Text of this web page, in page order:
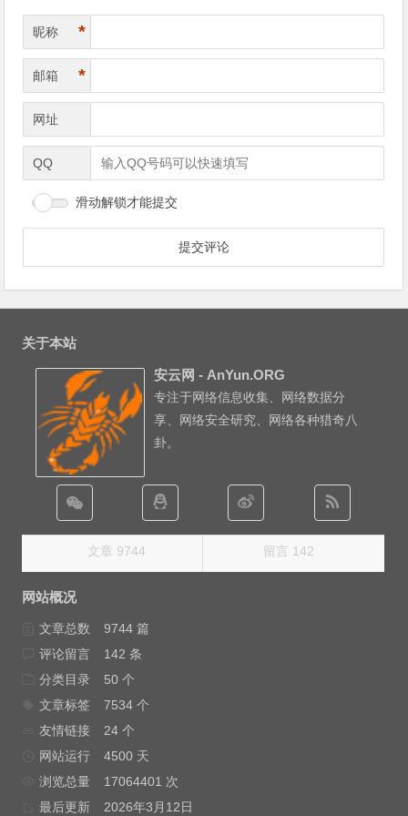
昵称 *
邮箱 *
网址
QQ
滑动解锁才能提交
关于本站
安云网 - AnYun.ORG
专注于网络信息收集、网络数据分
享、网络安全研究、网络各种猎奇八
卦。
文章 9744 留言 142
网站概况
文章总数
9744 篇
评论留言
142 条
分类目录
50 个
文章标签
7534 个
友情链接
24 个
网站运行
4500 天
浏览总量
17064401 次
最后更新
2026年3月12日